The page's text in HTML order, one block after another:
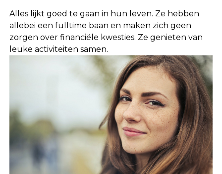
Alles lijkt goed te gaan in hun leven. Ze hebben
allebei een fulltime baan en maken zich geen
zorgen over financiële kwesties. Ze genieten van
leuke activiteiten samen.